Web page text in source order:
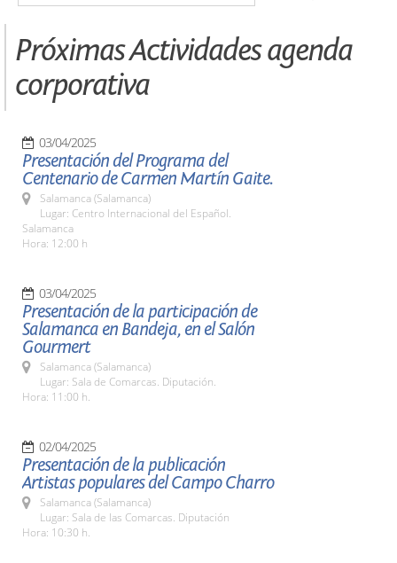
Próximas Actividades agenda
corporativa
03/04/2025
Presentación del Programa del
Centenario de Carmen Martín Gaite.
Salamanca (Salamanca)
Lugar: Centro Internacional del Español.
Salamanca
Hora: 12:00 h
03/04/2025
Presentación de la participación de
Salamanca en Bandeja, en el Salón
Gourmert
Salamanca (Salamanca)
Lugar: Sala de Comarcas. Diputación.
Hora: 11:00 h.
02/04/2025
Presentación de la publicación
Artistas populares del Campo Charro
Salamanca (Salamanca)
Lugar: Sala de las Comarcas. Diputación
Hora: 10:30 h.